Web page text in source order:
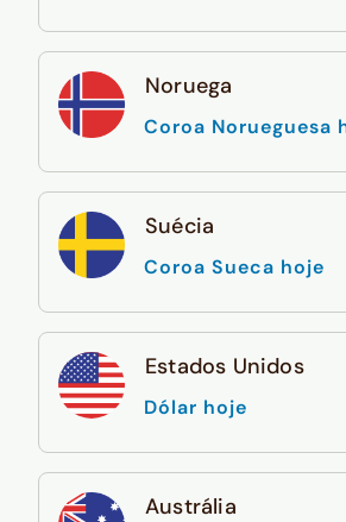
Noruega
Coroa Norueguesa
Suécia
Coroa Sueca hoje
Estados Unidos
Dólar hoje
Austrália